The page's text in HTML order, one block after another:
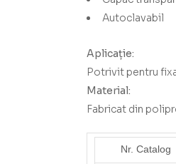
Autoclavabil
Aplicație:
Potrivit pentru
Material:
Fabricat din
Nr. Catalog